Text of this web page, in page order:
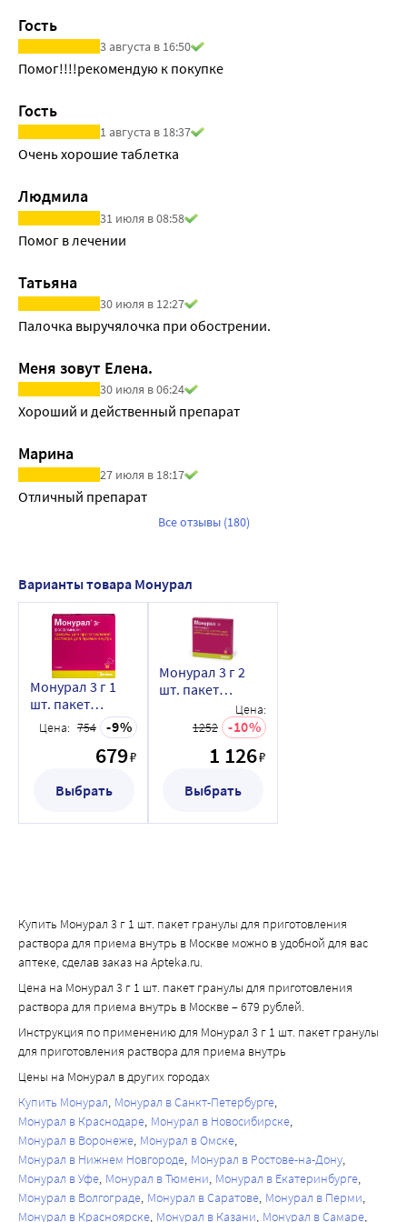
кумулируется у пациентов с почечной недостаточностью;
между фармакокинетическими параметрами
фосфомицина и скоростью клубочковой фильтрации
Гость
3 августа в 16:50
Помог!!!!рекомендую к покупке
Гость
1 августа в 18:37
Очень хорошие таблетка
Людмила
31 июля в 08:58
Помог в лечении
Татьяна
30 июля в 12:27
Палочка выручялочка при обострении.
Меня зовут Елена.
30 июля в 06:24
Хороший и действенный препарат
Марина
27 июля в 18:17
Отличный препарат
Все отзывы (180)
Варианты товара Монурал
Монурал 3 г 1
шт. пакет
гранулы для
приготовления
раствора для
Цена: 754 9
679₽
Выбрать
Монурал 3 г 2
шт. пакет
гранулы для
приготовления
раствора для
приема внутрь
Цена:
1252
10
1 126₽
Выбрать
Купить Монурал 3 г 1 шт. пакет гранулы для приготовления
раствора для приема внутрь в Москве можно в удобной для вас
аптеке, сделав заказ на Apteka.ru.
Цена на Монурал 3 г 1 шт. пакет гранулы для приготовления
раствора для приема внутрь в Москве – 679 рублей.
Инструкция по применению для Монурал 3 г 1 шт. пакет гранулы
для приготовления раствора для приема внутрь
Цены на Монурал в других городах
Купить Монурал Монурал в Санкт-Петербурге
Монурал в Краснодаре Монурал в Новосибирске
Монурал в Воронеже Монурал в Омске
Монурал в Нижнем Новгороде Монурал в Ростове-на-Дону
Монурал в Уфе Монурал в Тюмени Монурал в Екатеринбурге
Монурал в Волгограде Монурал в Саратове Монурал в Перми
Монурал в Красноярске Монурал в Казани Монурал в Самаре